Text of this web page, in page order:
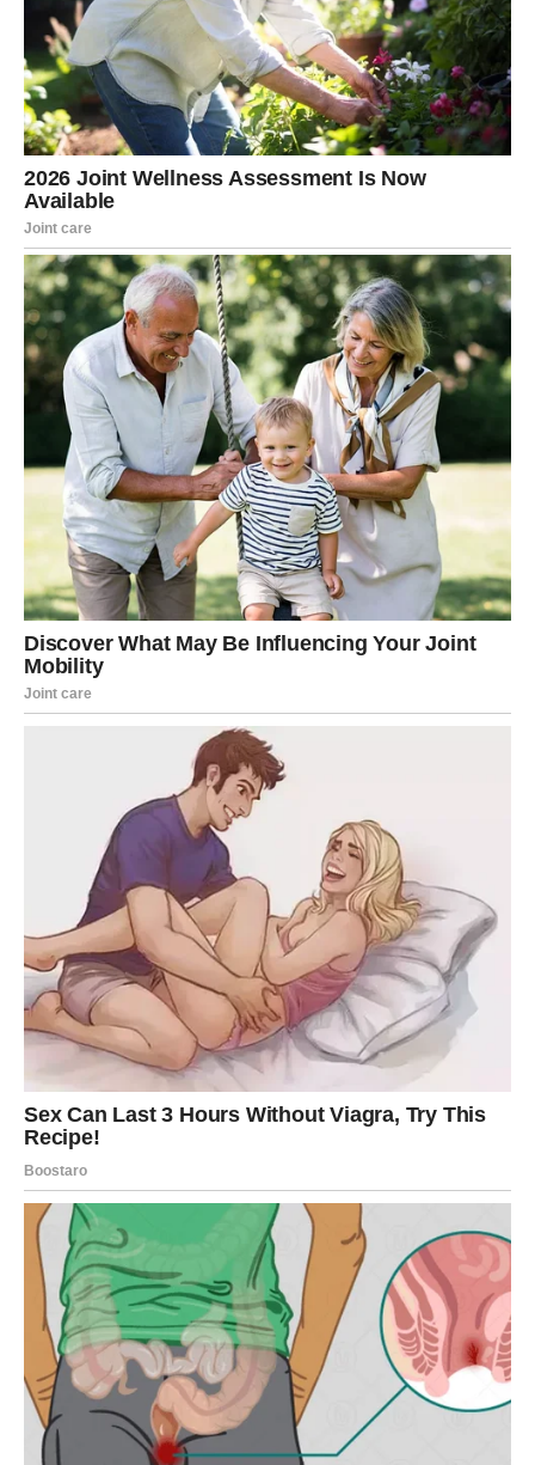
prostora, porodičnih odnosa ili zajedničkih planova sa
bliskim ljudima.
Ljubavni život postaje topliji i ispunjeniji. Slobodni Rakovi
mogli bi upoznati osobu koja od samog početka ostavlja
utisak iskrenosti i pouzdanosti. Poslovna situacija se
postepeno poboljšava.
Lav – Karta: Sreća
Lavovima jedna od najpozitivnijih karata donosi niz
povoljnih okolnosti. Karta Sreće ukazuje na uspjeh, dobre
vijesti i ostvarenje želje koju dugo nosite u sebi. Ovo je
period u kojem će vam mnoge stvari ići lakše nego što
očekujete.
U ljubavi dolazi do lijepih iznenađenja. Ako ste slobodni,
neko će vrlo otvoreno pokazati interesovanje za vas. Na
poslu možete dobiti priliku koja će imati dugoročan
Djevica – Karta: Misao
Djevice narednih deset dana donose period važnih
odluka. Karta Misli pokazuje da ćete mnogo razmišljati o
budućnosti, ali i pronaći rješenja za pitanja koja vas dugo
opterećuju. Intuicija će vas voditi u pravom smjeru.
Na ljubavnom planu moguće je razjašnjenje odnosa sa
partnerom ili osobom koja vam se dopada. Poslovno,
budite pažljivi prilikom donošenja finansijskih odluka i
dobro provjerite sve detalje prije nego što nešto
potpišete.
Vaga – Karta: Susret